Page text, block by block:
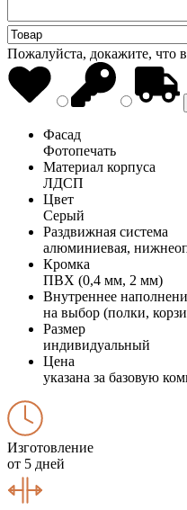
Пожалуйста, докажите, что
Фасад
Фотопечать
Материал корпуса
ЛДСП
Цвет
Серый
Раздвижная система
алюминиевая,
Кромка
ПВХ (0,4 мм, 2 мм)
Внутреннее
на выбор (полки,
Размер
индивидуальный
Цена
указана за базовую
Изготовление
от 5 дней